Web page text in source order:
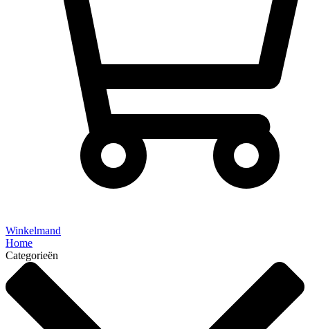
Winkelmand
Home
Categorieën